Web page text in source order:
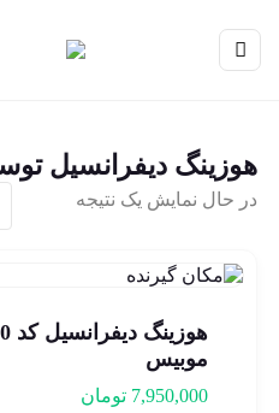
هوزینگ دیفرانسیل
در حال نمایش یک نتیجه
موبیس
7,950,000 تومان